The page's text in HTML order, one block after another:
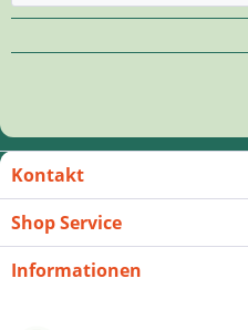
Kontakt
Shop Service
Informationen